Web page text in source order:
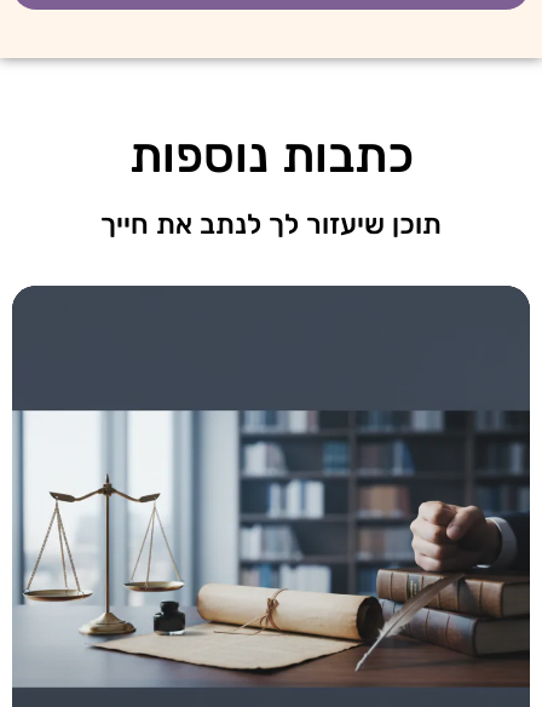
כתבות נוספות
תוכן שיעזור לך לנתב את חייך